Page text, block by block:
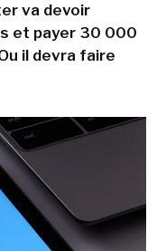
va devoir
et payer 30 000
il devra faire